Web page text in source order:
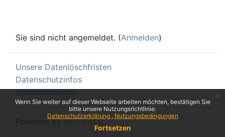
Wenn Sie weiter auf dieser Webseite arbeiten möchten, bestätigen Sie
bitte unsere Nutzungsrichtlinie:
Datenschutzerklärung
Nutzungsbedingungen
Fortsetzen
x
Sie sind nicht angemeldet. (Anmelden)
Unsere Datenlöschfristen
Datenschutzinfos
Standarddesign
Powered byMoodle